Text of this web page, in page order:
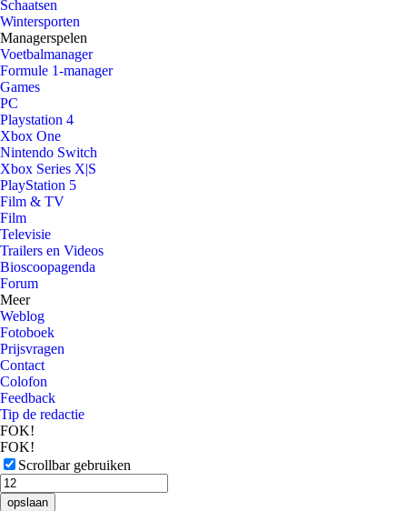
Schaatsen
Wintersporten
Managerspelen
Voetbalmanager
Formule 1-manager
Games
PC
Playstation 4
Xbox One
Nintendo Switch
Xbox Series X|S
PlayStation 5
Film & TV
Film
Televisie
Trailers en Videos
Bioscoopagenda
Forum
Meer
Weblog
Fotoboek
Prijsvragen
Contact
Colofon
Feedback
Tip de redactie
FOK!
FOK!
Scrollbar gebruiken
opslaan